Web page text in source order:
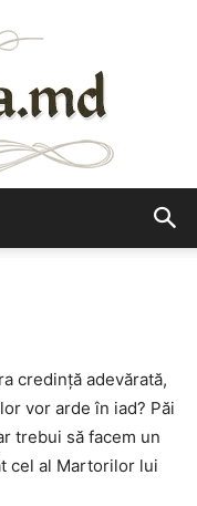
credință adevărată,
vor arde în iad? Păi
trebui să facem un
cel al Martorilor lui